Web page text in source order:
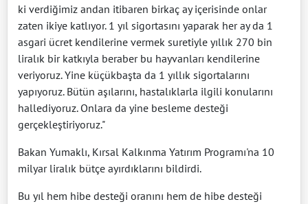
ki verdiğimiz andan itibaren birkaç ay içerisinde onlar
zaten ikiye katlıyor. 1 yıl sigortasını yaparak her ay da 1
asgari ücret kendilerine vermek suretiyle yıllık 270 bin
liralık bir katkıyla beraber bu hayvanları kendilerine
veriyoruz. Yine küçükbaşta da 1 yıllık sigortalarını
yapıyoruz. Bütün aşılarını, hastalıklarla ilgili konularını
hallediyoruz. Onlara da yine besleme desteği
gerçekleştiriyoruz."
Bakan Yumaklı, Kırsal Kalkınma Yatırım Programı'na 10
milyar liralık bütçe ayırdıklarını bildirdi.
Bu yıl hem hibe desteği oranını hem de hibe desteği